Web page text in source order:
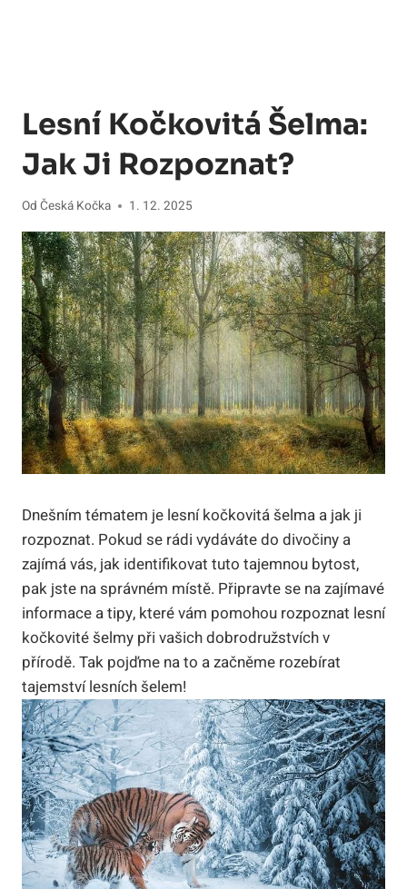
Lesní Kočkovitá Šelma:
Jak Ji Rozpoznat?
Od Česká Kočka 1. 12. 2025
Dnešním tématem je lesní kočkovitá šelma a jak ji
rozpoznat. Pokud se rádi vydáváte do divočiny a
zajímá vás, jak identifikovat tuto tajemnou bytost,
pak jste na správném místě. Připravte se na zajímavé
informace a tipy, které vám pomohou rozpoznat lesní
kočkovité šelmy při vašich dobrodružstvích v
přírodě. Tak pojďme na to a začněme rozebírat
tajemství lesních šelem!